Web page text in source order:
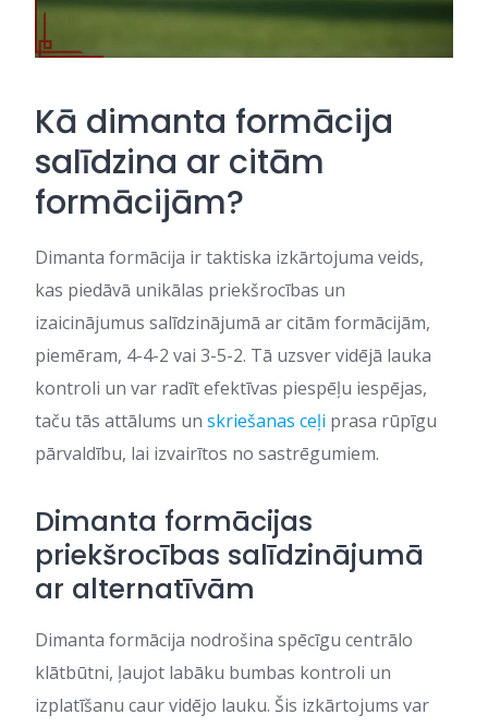
Kā dimanta formācija
salīdzina ar citām
formācijām?
Dimanta formācija ir taktiska izkārtojuma veids,
kas piedāvā unikālas priekšrocības un
izaicinājumus salīdzinājumā ar citām formācijām,
piemēram, 4-4-2 vai 3-5-2. Tā uzsver vidējā lauka
kontroli un var radīt efektīvas piespēļu iespējas,
taču tās attālums un skriešanas ceļi prasa rūpīgu
pārvaldību, lai izvairītos no sastrēgumiem.
Dimanta formācijas
priekšrocības salīdzinājumā
ar alternatīvām
Dimanta formācija nodrošina spēcīgu centrālo
klātbūtni, ļaujot labāku bumbas kontroli un
izplatīšanu caur vidējo lauku. Šis izkārtojums var